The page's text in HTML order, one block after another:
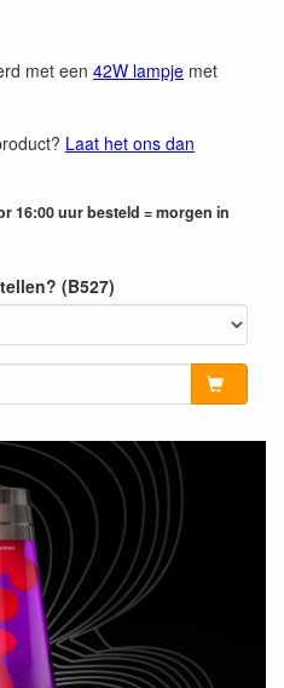
met een 42W lampje met
Laat het ons dan
16:00 uur besteld = morgen in
(B527)